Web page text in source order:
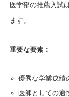
医学部の推薦入試
ます。
重要な要素：
優秀な学業成績
医師としての適